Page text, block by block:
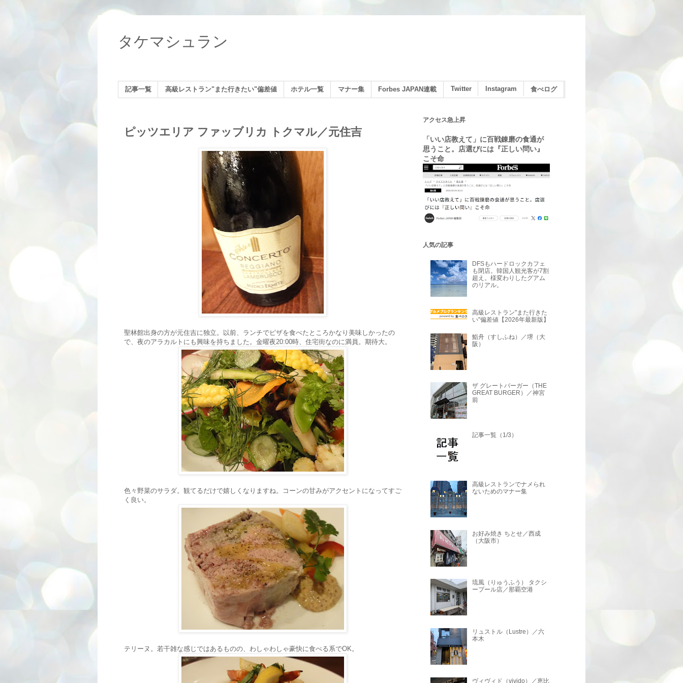
タケマシュラン
記事一覧 高級レストラン"また行きたい"偏差値 ホテル一覧 マナー集 Forbes JAPAN連載 Twitter Instagram 食べログ
ピッツエリア ファッブリカ トクマル／元住吉
聖林館出身の方が元住吉に独立。以前、ランチでピザを食べたところかなり美味しかったの
で、夜のアラカルトにも興味を持ちました。金曜夜20:00時、住宅街なのに満員。期待大。
色々野菜のサラダ。観てるだけで嬉しくなりますね。コーンの甘みがアクセントになってすご
く良い。
テリーヌ。若干雑な感じではあるものの、わしゃわしゃ豪快に食べる系でOK。
アクセス急上昇
「いい店教えて」に百戦錬磨の食通が
思うこと。店選びには『正しい問い』
こそ命
人気の記事
DFSもハードロックカフェ
も閉店。韓国人観光客が7割
超え。様変わりしたグアム
のリアル。
高級レストラン"また行きた
い"偏差値【2026年最新版】
鮨舟（すしふね）／堺（大
阪）
ザ グレートバーガー（THE
GREAT BURGER）／神宮
前
記事一覧（1/3）
高級レストランでナメられ
ないためのマナー集
お好み焼き ちとせ／西成
（大阪市）
琉風（りゅうふう） タクシ
ープール店／那覇空港
リュストル（Lustre）／六
本木
ヴィヴィド（vivido）／恵比